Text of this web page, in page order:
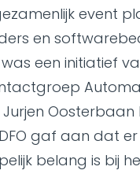
event
en
een initiatief
Jurjen Oosterbaan
gaf aan dat
belang is bij